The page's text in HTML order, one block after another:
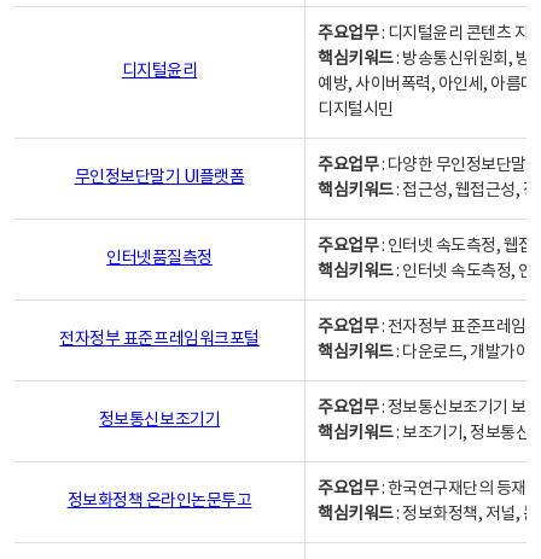
디지털윤리
주요업무: 디지털윤리 콘텐츠 지
핵심키워드: 방송통신위원회, 방
예방, 사이버폭력, 아인세, 아름
디지털시민
무인정보단말기 UI플랫폼
주요업무: 다양한 무인정보단말
핵심키워드: 접근성, 웹접근성,
인터넷품질측정
주요업무: 인터넷 속도측정, 웹접
핵심키워드: 인터넷 속도측정, 인
전자정부 표준프레임워크포털
주요업무: 전자정부 표준프레임
핵심키워드: 다운로드, 개발가이
정보통신보조기기
주요업무: 정보통신보조기기 보
핵심키워드: 보조기기, 정보통신
정보화정책 온라인논문투고
주요업무: 한국연구재단의 등재
핵심키워드: 정보화정책, 저널,